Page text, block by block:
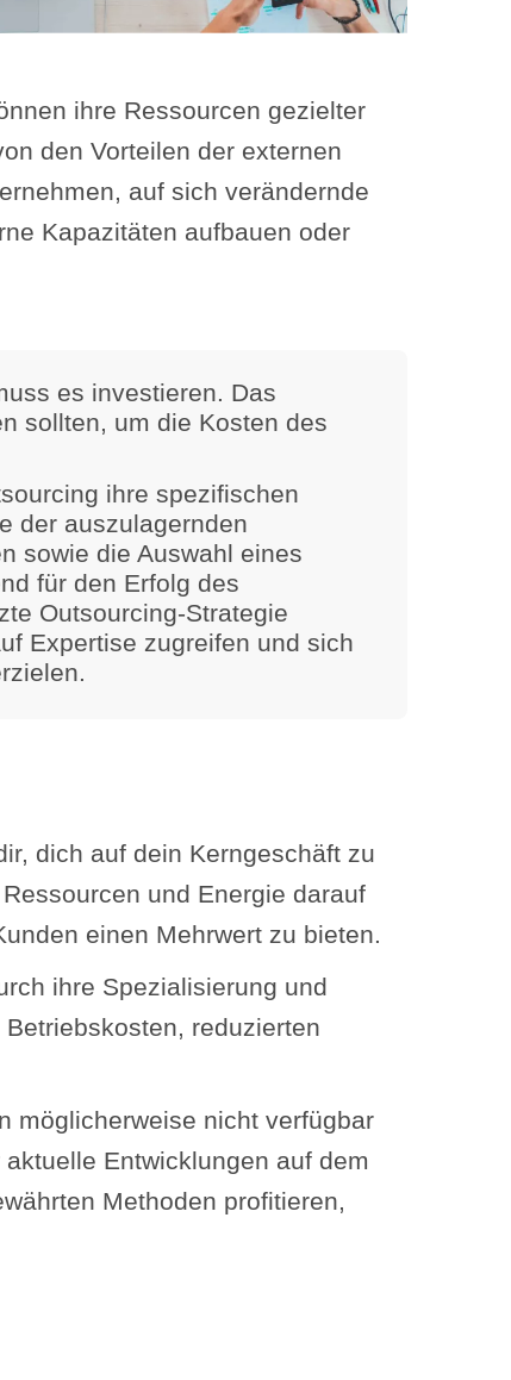
ihre Ressourcen gezielter
den Vorteilen der externen
auf sich verändernde
Kapazitäten aufbauen oder
es investieren. Das
sollten, um die Kosten des
ihre spezifischen
der auszulagernden
sowie die Auswahl eines
für den Erfolg des
Outsourcing-Strategie
Expertise zugreifen und sich
dich auf dein Kerngeschäft zu
und Energie darauf
einen Mehrwert zu bieten.
ihre Spezialisierung und
reduzierten
möglicherweise nicht verfügbar
Entwicklungen auf dem
Methoden profitieren,